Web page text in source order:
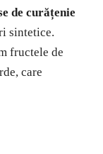
de curățenie
sintetice.
fructele de
care